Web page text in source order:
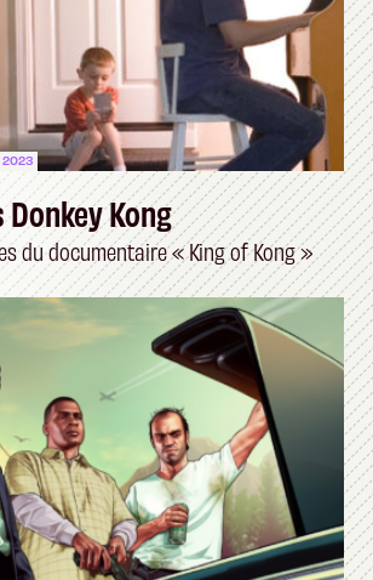
Donkey Kong
du documentaire « King of Kong »